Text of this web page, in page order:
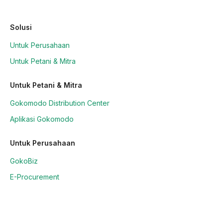
Solusi
Untuk Perusahaan
Untuk Petani & Mitra
Untuk Petani & Mitra
Gokomodo Distribution Center
Aplikasi Gokomodo
Untuk Perusahaan
GokoBiz
E-Procurement